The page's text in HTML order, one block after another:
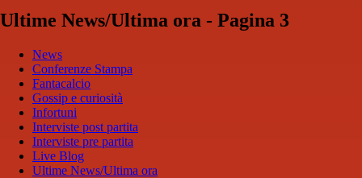
Ultime News/Ultima ora - Pagina 3
News
Conferenze Stampa
Fantacalcio
Gossip e curiosità
Infortuni
Interviste post partita
Interviste pre partita
Live Blog
Ultime News/Ultima ora